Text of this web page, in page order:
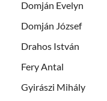
Domján Evelyn
Domján József
Drahos István
Fery Antal
Gyirászi Mihály